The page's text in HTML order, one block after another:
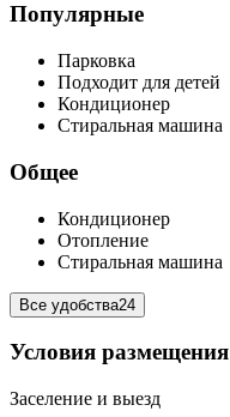
Популярные
Парковка
Подходит для детей
Кондиционер
Стиральная машина
Общее
Кондиционер
Отопление
Стиральная машина
Все удобства24
Условия размещения
Заселение и выезд